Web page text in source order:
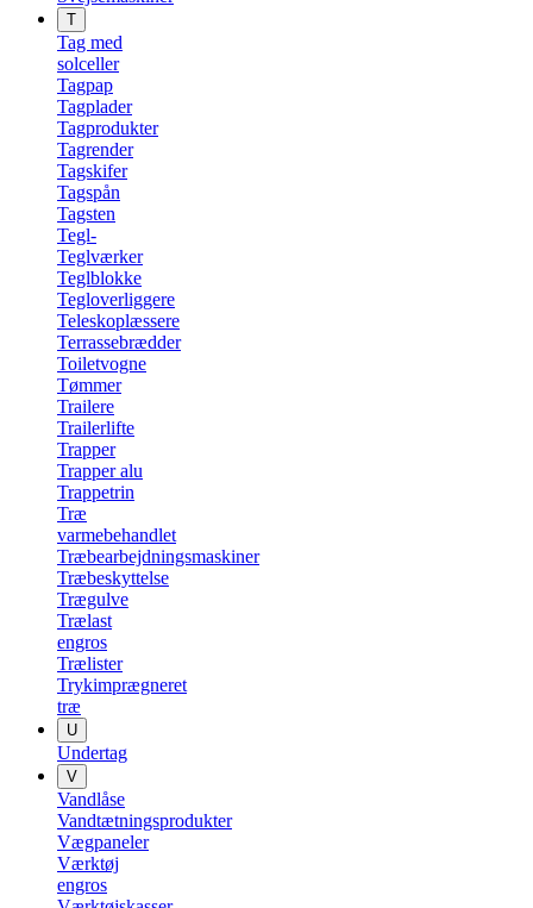
T
Tag med
solceller
Tagpap
Tagplader
Tagprodukter
Tagrender
Tagskifer
Tagspån
Tagsten
Tegl-
Teglværker
Teglblokke
Tegloverliggere
Teleskoplæssere
Terrassebrædder
Toiletvogne
Tømmer
Trailere
Trailerlifte
Trapper
Trapper alu
Trappetrin
Træ
varmebehandlet
Træbearbejdningsmaskiner
Træbeskyttelse
Trægulve
Trælast
engros
Trælister
Trykimprægneret
træ
U
Undertag
V
Vandlåse
Vandtætningsprodukter
Vægpaneler
Værktøj
engros